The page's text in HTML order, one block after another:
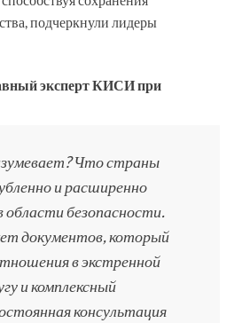
подчеркнули лидеры
эксперт КИСИ при
Что страны
и расширенно
безопасности.
документов, который
в экстренной
и комплексный
консультация